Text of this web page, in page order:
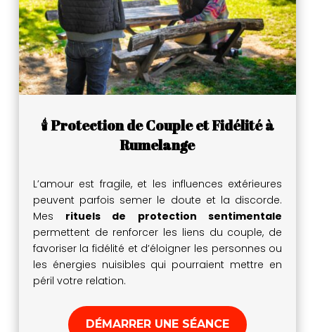
🕯️ Protection de Couple et Fidélité à
Rumelange
L’amour est fragile, et les influences extérieures
peuvent parfois semer le doute et la discorde.
Mes rituels de protection sentimentale
permettent de renforcer les liens du couple, de
favoriser la fidélité et d’éloigner les personnes ou
les énergies nuisibles qui pourraient mettre en
péril votre relation.
DÉMARRER UNE SÉANCE